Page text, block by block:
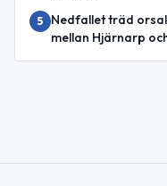
5
Nedfallet träd
mellan Hjärnarp